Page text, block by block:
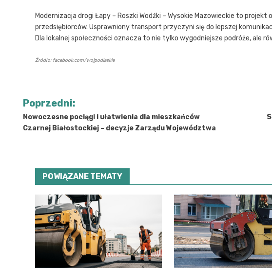
Modernizacja drogi Łapy – Roszki Wodźki – Wysokie Mazowieckie to
przedsiębiorców. Usprawniony transport przyczyni się do lepszej
Dla lokalnej społeczności oznacza to nie tylko wygodniejsze podróże, ale
Źródło: facebook.com/wojpodlaskie
Nawigacja
wpisu
Poprzedni:
Nowoczesne pociągi i ułatwienia dla mieszkańców
Czarnej Białostockiej – decyzje Zarządu Województwa
POWIĄZANE TEMATY